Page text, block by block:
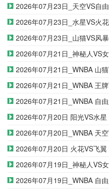
2026年07月23日_天空VS自由
2026年07月23日_水星VS火花
2026年07月23日_山猫VS风暴
2026年07月21日_神秘人VS女武
2026年07月21日_WNBA 山猫
2026年07月21日_WNBA 王牌VS
2026年07月21日_WNBA 自由人
2026年07月20日 阳光VS水星
2026年07月20日_WNBA 天空
2026年07月20日 火花VS飞翼
2026年07月19日_神秘人VS女武
2026年07月19日_WNBA 自由人